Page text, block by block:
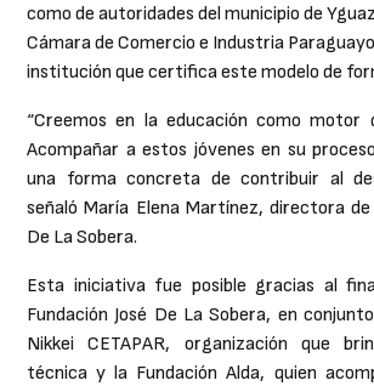
como de autoridades del municipio de
Cámara de Comercio e Industria
institución que certifica este modelo de
“Creemos en la educación como motor
Acompañar a estos jóvenes en su
una forma concreta de contribuir al
señaló María Elena Martínez, directora de
De La Sobera.
Esta iniciativa fue posible gracias al
Fundación José De La Sobera, en
Nikkei CETAPAR, organización que
técnica y la Fundación Alda, quien